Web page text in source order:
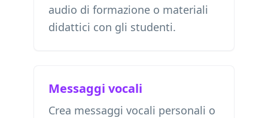
audio di formazione o materiali
didattici con gli studenti.
Messaggi vocali
Crea messaggi vocali personali o